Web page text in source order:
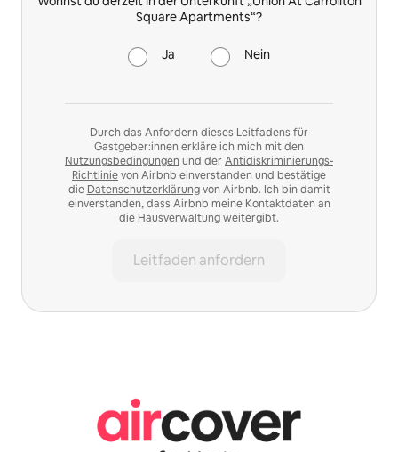
Square Apartments“?
Ja Nein
Durch das Anfordern dieses Leitfadens für
Gastgeber:innen erkläre ich mich mit den
Nutzungsbedingungen und der Antidiskriminierungs-
Richtlinievon Airbnb einverstanden und bestätige
die Datenschutzerklärungvon Airbnb. Ich bin damit
einverstanden, dass Airbnb meine Kontaktdaten an
die Hausverwaltung weitergibt.
Leitfaden anfordern